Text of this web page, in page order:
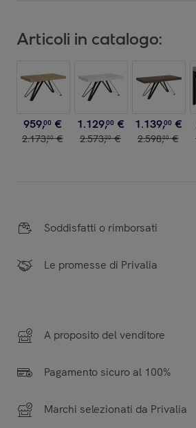
Articoli in catalogo:
959,00 €
2.173,00 €
1.129,00 €
2.573,00 €
1.139,00 €
2.598,00 €
Soddisfatti o rimborsati
Le promesse di Privalia
A proposito del venditore
Pagamento sicuro al 100%
Marchi selezionati da Privalia